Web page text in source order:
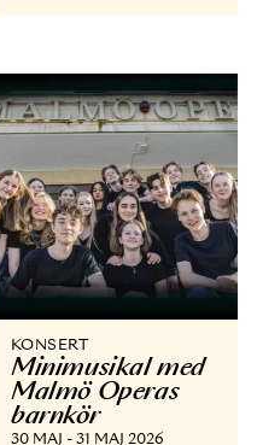
KONSERT
Minimusikal med
Malmö Operas
barnkör
30 MAJ - 31 MAJ 2026